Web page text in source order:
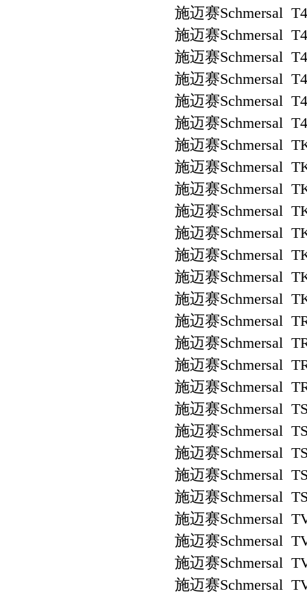
施迈赛Schmersal
施迈赛Schmersal
施迈赛Schmersal
施迈赛Schmersal
施迈赛Schmersal
施迈赛Schmersal
施迈赛Schmersal
施迈赛Schmersal
施迈赛Schmersal
施迈赛Schmersal
施迈赛Schmersal
施迈赛Schmersal
施迈赛Schmersal
施迈赛Schmersal
施迈赛Schmersal
施迈赛Schmersal
施迈赛Schmersal
施迈赛Schmersal
施迈赛Schmersal
施迈赛Schmersal
施迈赛Schmersal
施迈赛Schmersal
施迈赛Schmersal
施迈赛Schmersal
施迈赛Schmersal
施迈赛Schmersal
施迈赛Schmersal